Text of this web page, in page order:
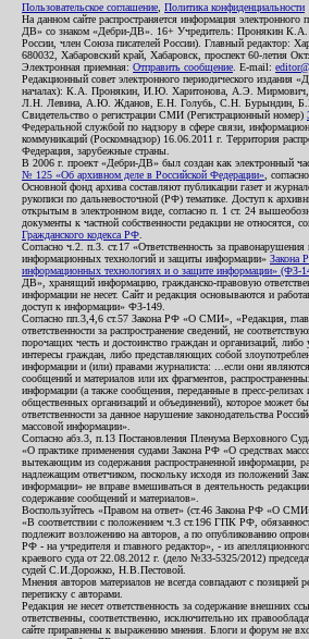
Пользовательское соглашение Политика конфиденциальности
На данном сайте распространяется информация электронного
ДВ» со знаком «Дебри-ДВ». 16+ Учредитель: Пронякин К.А.
России, член Союза писателей России). Главный редактор:
680032, Хабаровский край, Хабаровск, проспект 60-летия
Электронная приемная: Отправить сообщение . E-mail:
Редакционный совет электронного периодического издания
началах): К.А. Пронякин, И.Ю. Харитонова, А.Э.
Л.Н. Левина, А.Ю. Жданов, Е.Н. Голубь, С.Н. Бурындин,
Свидетельство о регистрации СМИ (Регистрационный номер)
Федеральной службой по надзору в сфере связи,
коммуникаций (Роскомнадзор) 16.06.2011 г. Территория
Федерация, зарубежные страны.
В 2006 г. проект «Дебри-ДВ» был создан как электронный
№ 125 «Об архивном деле в Российской Федерации» ,
Основной фонд архива составляют публикации газет и
рукописи по дальневосточной (РФ) тематике. Доступ к
открытым в электронном виде, согласно п. 1 ст. 24
документы к частной собственности редакции не относятся,
Гражданского кодекса РФ
Согласно ч.2. п.3. ст.17 «Ответственность за правонарушения
информационных технологий и защиты информации» Закона
информационных технологиях и о защите информации» (ФЗ-
ДВ», хранящий информацию, гражданско-правовую
информации не несет. Сайт и редакция основываются и
доступ к информации» ФЗ-149.
Согласно пп.3,4,6 ст.57 Закона РФ «О СМИ», «Редакция,
ответственности за распространение сведений, не
порочащих честь и достоинство граждан и организаций,
интересы граждан, либо представляющих собой
информации и (или) правами журналиста: ...если они
сообщений и материалов или их фрагментов,
информации (а также сообщения, переданные в пресс-релизах
общественных организаций и объединений), которое может
ответственности за данное нарушение законодательства
массовой информации».
Согласно абз.3, п.13 Постановления Пленума Верховного
«О практике применения судами Закона РФ «О средствах
вытекающим из содержания распространенной информации,
надлежащим ответчиком, поскольку исходя из положений
информации» не вправе вмешиваться в деятельность
содержание сообщений и материалов».
Воспользуйтесь «Правом на ответ» (ст.46 Закона РФ «О
«В соответствии с положением ч.3 ст.196 ГПК РФ,
подлежит возложению на авторов, а по опубликованию
РФ - на учредителя и главного редактор», - из
краевого суда от 22.08.2012 г. (дело №33-5325/2012)
судей С.И.Дорожко, Н.В.Пестовой.
Мнения авторов материалов не всегда совпадают с позицией
переписку с авторами.
Редакция не несет ответственность за содержание внешних
ответственны, соответственно, исключительно их
сайте приравнены к выражению мнения. Блоги и форум не